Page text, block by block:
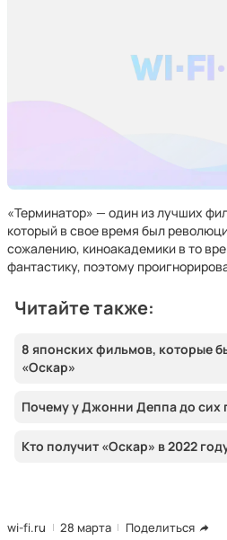
«Терминатор» — один из лучших
который в свое время был
сожалению, киноакадемики в то
фантастику, поэтому
Читайте также:
8 японских фильмов, которые
«Оскар»
Почему у Джонни Деппа до сих
Кто получит «Оскар» в 2022
wi-fi.ru 28 марта Поделиться